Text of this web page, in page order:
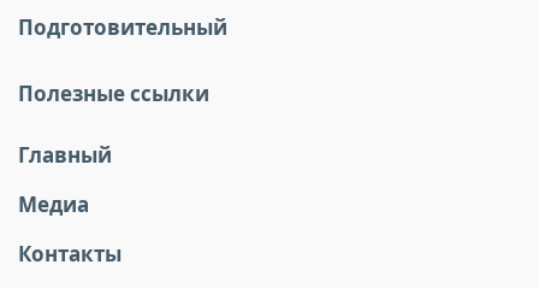
Подготовительный
Полезные ссылки
Главный
Медиа
Контакты